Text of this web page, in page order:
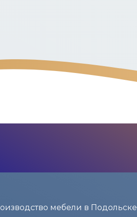
мебели в Подольске